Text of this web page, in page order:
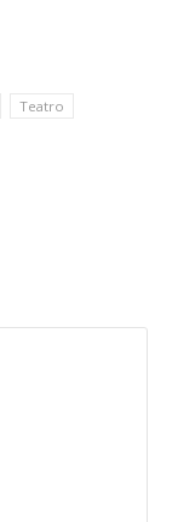
Teatro